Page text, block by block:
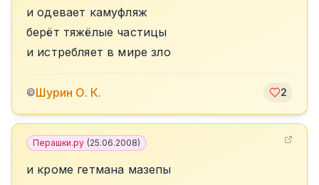
и одевает камуфляж
берёт тяжёлые частицы
и истребляет в мире зло
©Шурин О. К. 2
Перашки.ру (25.06.2008)
и кроме гетмана мазепы